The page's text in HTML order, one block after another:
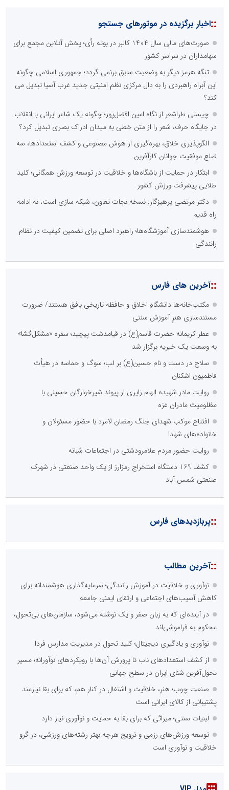
::اخبار برگزیده در موتورهای جستجو
صورت‌های مالی سال ۱۴۰۴ کالبر در بوته رأی؛ پخش آنلاین مجمع برای
سهامداران در سراسر کشور
تنگه هرمز دیگر به وضعیت سابق برنمی گردد؛ جمهوری اسلامی چگونه
این آبراه راهبردی را به دال مرکزی نظم امنیتی جدید غرب آسیا تبدیل می
کند؟
چیستی طراشعر از نگاه امین افضل‌پور؛ چگونه یک شاعر ایرانی با انقلاب
در جایگاه حرف، شعر را از متن خطی به میدان ادراک بصری تبدیل کرد؟
الگوپذیری خلاق، بهره‌گیری از هوش مصنوعی و کشف استعدادها، سه
ضلع موفقیت جوانان کارآفرین
ابتکار در حمایت از باشگاه‌ها و خلاقیت در توسعه ورزش همگانی؛ کلید
طلایی پیشرفت ورزش کشور
دکتر مرتضی پرهیزگار: نسخه نجات تعاون، شبکه سازی است، نه ادامه
راه قدیم
هوشمندسازی آموزشگاه‌ها؛ راهبرد اصلی برای تضمین کیفیت در نظام
رانندگی
::آخرین های فارس
مکتب‌خانه‌ها دانشگاهِ اخلاق و حافظه تاریخی بافق هستند/ ضرورت
مستندسازی هنرِ آموزش سنتی
عطر کریمانه حضرت قاسم(ع) در قیامدشت پیچید؛ سفره «مشکل‌گشا»
به وسعت یک خیریه برگزار شد
سلاح در دست و نام حسین(ع) بر لب؛ سوگ و حماسه در هیأت
فاطمیون اشکنان
روایت مادر شهیده الهام زایری از پیوند شیرخوارگان حسینی با
مظلومیت مادران غزه
افتتاح موکب شهدای جنگ رمضان لامرد با حضور مسئولان و
خانواده‌های شهدا
روایت حضور مردم علامرودشتی در اجتماعات شبانه
کشف 169 دستگاه استخراج رمزارز از یک واحد صنعتی در شهرک
صنعتی شمس آباد
::پربازدیدهای فارس
::آخرین مطالب
نوآوری و خلاقیت در آموزش رانندگی؛ سرمایه‌گذاری هوشمندانه برای
کاهش آسیب‌های اجتماعی و ارتقای ایمنی جامعه
در آینده‌ای که به زبان صفر و یک نوشته می‌شود، سازمان‌های بی‌تحول،
محکوم به فراموشی‌اند
نوآوری و یادگیری دیجیتال؛ کلید تحول در مدیریت مدارس فردا
از کشف استعدادهای ناب تا پرورش آن‌ها با رویکردهای نوآورانه؛ مسیر
تحول‌آفرین شنای ایران در سطح جهانی
صنعت چوب؛ هنر، خلاقیت و اشتغال در کنار هم، که برای بقا نیازمند
پشتیبانی از کالای ایرانی است
لبنیات سنتی؛ میراثی که برای بقا به حمایت و نوآوری نیاز دارد
توسعه ورزش‌های رزمی و ترویج هرچه بهتر رشته‌های ورزشی، در گرو
خلاقیت و نوآوری است